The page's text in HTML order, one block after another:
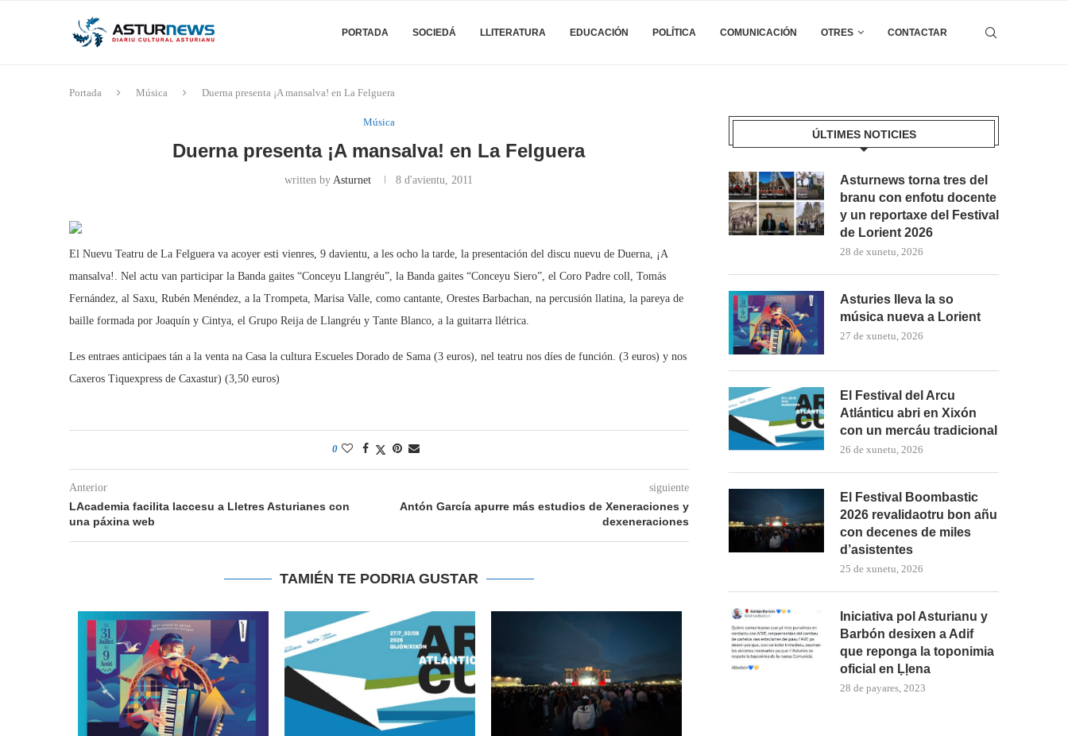
PORTADA SOCIEDÁ LLITERATURA EDUCACIÓN POLÍTICA COMUNICACIÓN OTRES CONTACTAR
Portada Música Duerna presenta ¡A mansalva! en La Felguera
Música
Duerna presenta ¡A mansalva! en La Felguera
written byAsturnet 8 d'avientu, 2011
El Nuevu Teatru de La Felguera va acoyer esti vienres, 9 davientu, a les ocho la tarde, la presentación del discu nuevu de Duerna, ¡A
mansalva!. Nel actu van participar la Banda gaites “Conceyu Llangréu”, la Banda gaites “Conceyu Siero”, el Coro Padre coll, Tomás
Fernández, al Saxu, Rubén Menéndez, a la Trompeta, Marisa Valle, como cantante, Orestes Barbachan, na percusión llatina, la pareya de
baille formada por Joaquín y Cintya, el Grupo Reija de Llangréu y Tante Blanco, a la guitarra llétrica.
Les entraes anticipaes tán a la venta na Casa la cultura Escueles Dorado de Sama (3 euros), nel teatru nos díes de función. (3 euros) y nos
Caxeros Tiquexpress de Caxastur) (3,50 euros)
0
Anterior
LAcademia facilita laccesu a Lletres Asturianes con
una páxina web
siguiente
Antón García apurre más estudios de Xeneraciones y
dexeneraciones
TAMIÉN TE PODRIA GUSTAR
ÚLTIMES NOTICIES
Asturnews torna tres del
branu con enfotu docente
y un reportaxe del Festival
de Lorient 2026
28 de xunetu, 2026
Asturies lleva la so
música nueva a Lorient
27 de xunetu, 2026
El Festival del Arcu
Atlánticu abri en Xixón
con un mercáu tradicional
26 de xunetu, 2026
El Festival Boombastic
2026 revalidaotru bon añu
con decenes de miles
d’asistentes
25 de xunetu, 2026
Iniciativa pol Asturianu y
Barbón desixen a Adif
que reponga la toponimia
oficial en Ḷḷena
28 de payares, 2023